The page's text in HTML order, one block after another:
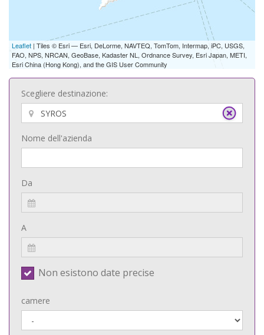
Leaflet | Tiles © Esri — Esri, DeLorme, NAVTEQ, TomTom, Intermap, iPC, USGS,
FAO, NPS, NRCAN, GeoBase, Kadaster NL, Ordnance Survey, Esri Japan, METI,
Esri China (Hong Kong), and the GIS User Community
Scegliere destinazione:
Nome dell'azienda
Da
A
Non esistono date precise
camere